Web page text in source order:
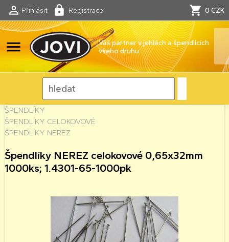
Přihlásit Registrace 0 CZK
menu
Váš partner v jehlách a špendlících
všeho druhu
ŠPENDLÍKY
ŠPENDLÍKY CELOKOVOVÉ
ŠPENDLÍKY NEREZ
Špendlíky NEREZ celokovové 0,65x32mm
1000ks; 1.4301-65-1000pk